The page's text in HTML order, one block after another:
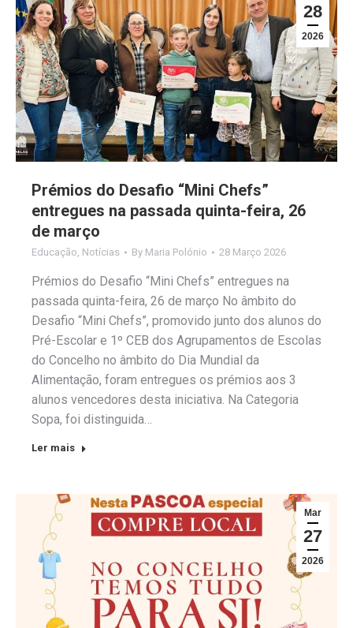
28
2026
Prémios do Desafio “Mini Chefs”
entregues na passada quinta-feira, 26
de março
Educação Notícias By Maria Polónio 28 Março 2026
Prémios do Desafio “Mini Chefs” entregues na
passada quinta-feira, 26 de março No âmbito do
Desafio “Mini Chefs”, promovido junto dos alunos do
Pré-Escolar e 1º CEB dos Agrupamentos de Escolas
do Concelho no âmbito do Dia Mundial da
Alimentação, foram entregues os prémios aos 3
alunos vencedores desta iniciativa. Na Categoria
Sopa, foi distinguida…
Ler mais
Mar
27
2026